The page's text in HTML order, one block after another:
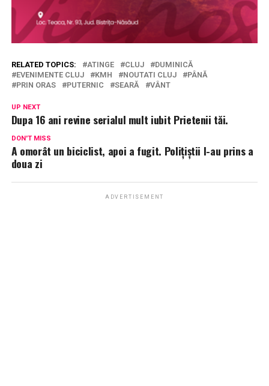
RELATED TOPICS: ATINGE CLUJ
DUMINICĂ
EVENIMENTE CLUJ
KMH NOUTATI CLUJ
PÂNĂ
PRIN ORAS
PUTERNIC SEARĂ VÂNT
UP NEXT
Dupa 16 ani revine serialul mult iubit Prietenii tăi.
DON'T MISS
A omorât un biciclist, apoi a fugit. Polițiștii l-au prins a
doua zi
ADVERTISEMENT